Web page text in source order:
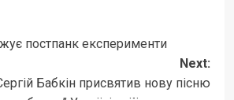
постпанк експерименти
Next:
Бабкін присвятив нову пісню